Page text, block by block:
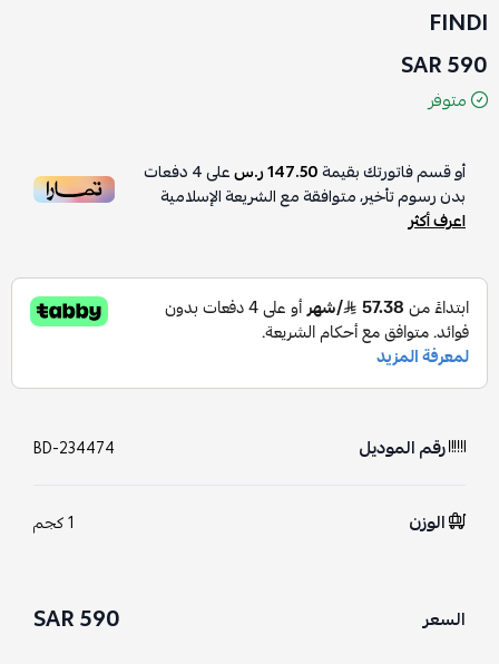
FINDI
590 SAR
متوفر
أو قسم فاتورتك بقيمة147.50 ر.س على4دفعات
بدون رسوم تأخير، متوافقة مع الشريعة الإسلامية
اعرف أكثر
رقم الموديل BD-234474
الوزن 1 كجم
السعر 590 SAR